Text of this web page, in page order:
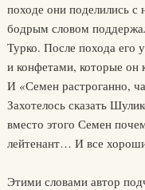
походе они поделились
бодрым словом
Турко. После похода его
и конфетами, которые он
И «Семен растроганно,
Захотелось сказать
вместо этого Семен
лейтенант… И все
Этими словами автор